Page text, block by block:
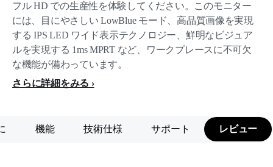
フル HD での生産性を体験してください。このモニター
には、目にやさしい LowBlue モード、高品質画像を実現
する IPS LED ワイド表示テクノロジー、鮮明なビジュア
ルを実現する 1ms MPRT など、ワークプレースに不可欠
な機能が備わっています。
さらに詳細をみる
機能 技術仕様 サポート レビュー